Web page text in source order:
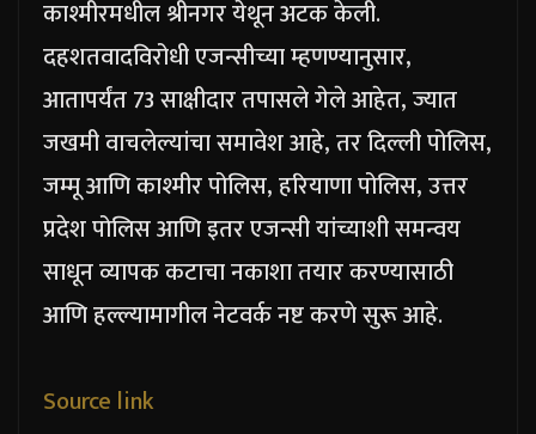
काश्मीरमधील श्रीनगर येथून अटक केली.
दहशतवादविरोधी एजन्सीच्या म्हणण्यानुसार,
आतापर्यंत 73 साक्षीदार तपासले गेले आहेत, ज्यात
जखमी वाचलेल्यांचा समावेश आहे, तर दिल्ली पोलिस,
जम्मू आणि काश्मीर पोलिस, हरियाणा पोलिस, उत्तर
प्रदेश पोलिस आणि इतर एजन्सी यांच्याशी समन्वय
साधून व्यापक कटाचा नकाशा तयार करण्यासाठी
आणि हल्ल्यामागील नेटवर्क नष्ट करणे सुरू आहे.
Source link